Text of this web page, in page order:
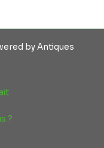
by Antiques
?